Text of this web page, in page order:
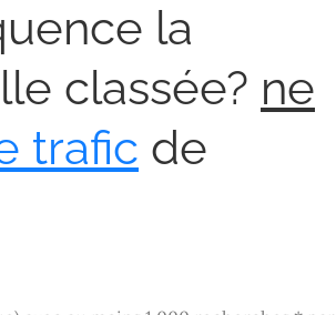
la
classée? ne
trafic de